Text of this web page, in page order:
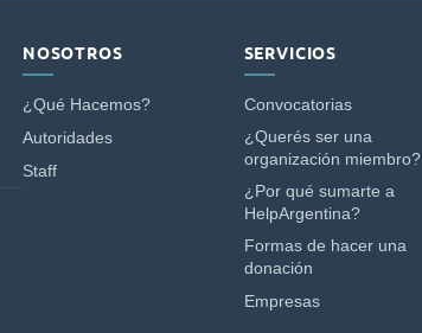
NOSOTROS
¿Qué Hacemos?
Autoridades
Staff
SERVICIOS
Convocatorias
¿Querés ser una
organización miembro?
¿Por qué sumarte a
HelpArgentina?
Formas de hacer una
donación
Empresas